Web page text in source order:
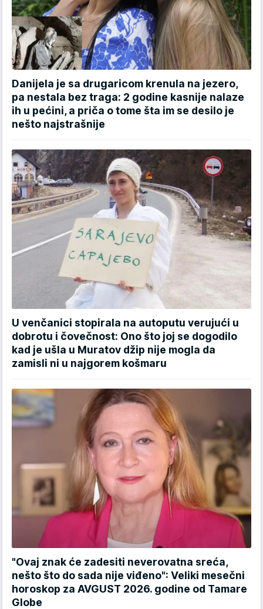
Danijela je sa drugaricom krenula na jezero,
pa nestala bez traga: 2 godine kasnije nalaze
ih u pećini, a priča o tome šta im se desilo je
nešto najstrašnije
U venčanici stopirala na autoputu verujući u
dobrotu i čovečnost: Ono što joj se dogodilo
kad je ušla u Muratov džip nije mogla da
zamisli ni u najgorem košmaru
"Ovaj znak će zadesiti neverovatna sreća,
nešto što do sada nije viđeno": Veliki mesečni
horoskop za AVGUST 2026. godine od Tamare
Globe